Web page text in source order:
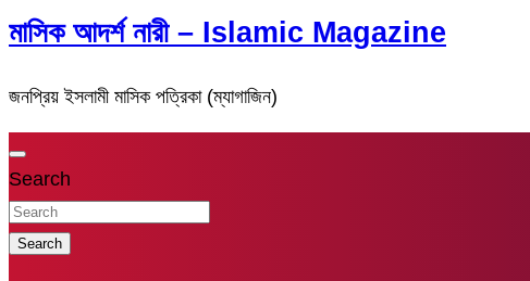
মাসিক আদর্শ নারী – Islamic Magazine
জনপ্রিয় ইসলামী মাসিক পত্রিকা (ম্যাগাজিন)
Search
Search